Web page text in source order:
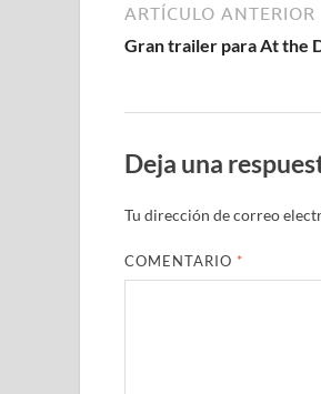
ARTÍCULO ANTERIOR
Gran trailer para At the
Deja una
Tu dirección de correo
COMENTARIO *